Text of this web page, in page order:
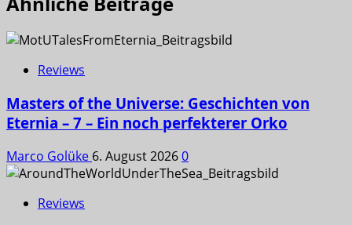
Reviews
Masters of the Universe: Geschichten von
Eternia – 7 – Ein noch perfekterer Orko
Marco Golüke 6. August 20260
Reviews